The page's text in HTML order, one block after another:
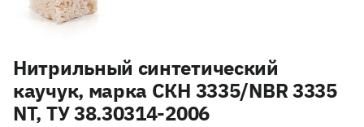
Нитрильный синтетический
каучук, марка СКН 3335/NBR 3335
NT, ТУ 38.30314-2006